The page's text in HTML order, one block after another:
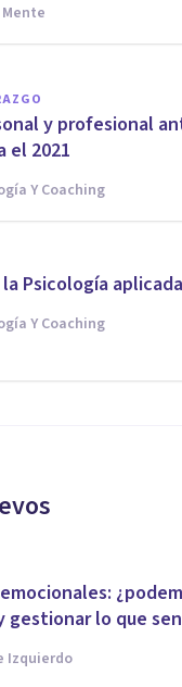
Mente
y profesional
el 2021
Y Coaching
Psicología
Y Coaching
gestionar lo que
Izquierdo